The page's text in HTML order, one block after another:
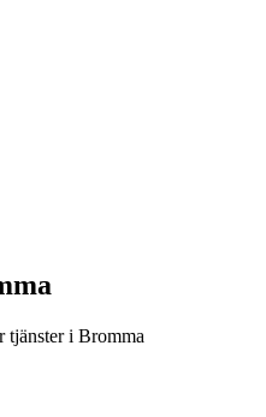
tjänster i Bromma